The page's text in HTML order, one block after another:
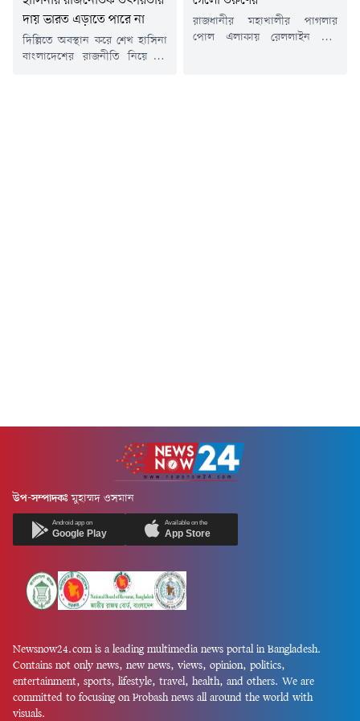
খাতুন,...
দায় ভারত এড়াতে পারে না
দিল্লিতে অবস্থান করে শেখ হাসিনা
বাংলাদেশের রাজনীতি নিয়ে যে
রাজধানীর মহাখালীর পাগলার
পোল এলাকায় রেললাইন পার
উপ-সম্পাদকঃ মুহাম্মদ ওসমান
Android app on
Google Play
Available on the
App Store
Newsnow24.com is a leading multimedia news portal in Bangladesh.
Contains not only news, new news, views, opinion, politics,
entertainment, sports, lifestyle, travel, health, and others. We are
committed to focusing on Probash news all around the world with
visuals.